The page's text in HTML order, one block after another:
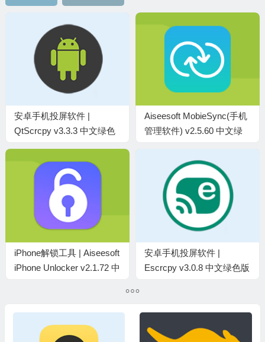
安卓手机投屏软件 |
QtScrcpy v3.3.3 中文绿色
Aiseesoft MobieSync(手机
管理软件) v2.5.60 中文绿
iPhone解锁工具 | Aiseesoft
iPhone Unlocker v2.1.72 中
安卓手机投屏软件 |
Escrcpy v3.0.8 中文绿色版